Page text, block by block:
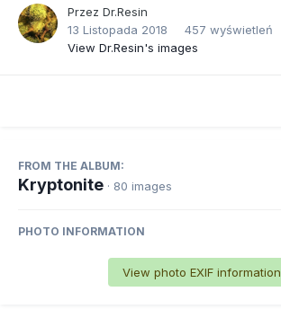
Przez Dr.Resin
13 Listopada 2018
457 wyświetleń
View Dr.Resin's images
FROM THE ALBUM:
Kryptonite · 80 images
PHOTO INFORMATION
View photo EXIF information